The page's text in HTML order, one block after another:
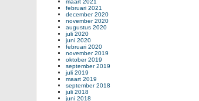
februari 2021
december 2020
november 2020
augustus 2020
juli 2020
juni 2020
februari 2020
november 2019
oktober 2019
september 2019
juli 2019
maart 2019
september 2018
juli 2018
juni 2018